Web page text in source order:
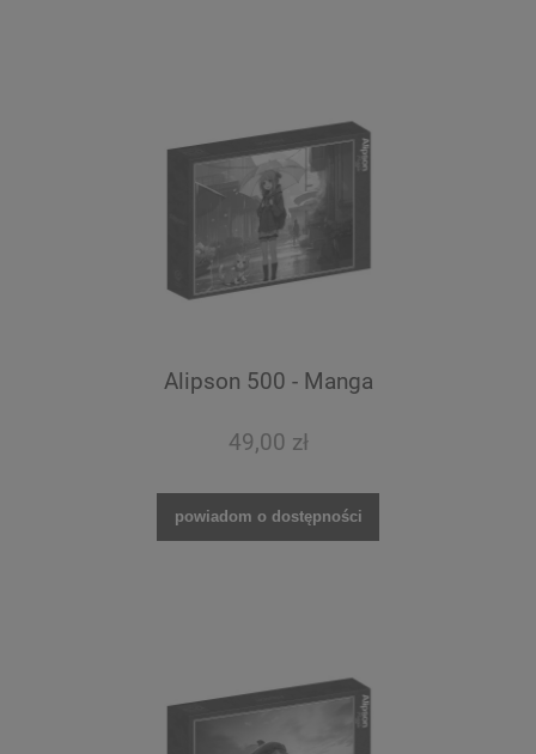
Alipson 500 - Manga
49,00 zł
powiadom o dostępności